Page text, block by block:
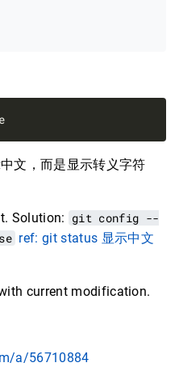
proxychains4 brew update
文，而是显示转义字符
Solution: git config --
ref: git status 显示中文
current modification.
a/56710884